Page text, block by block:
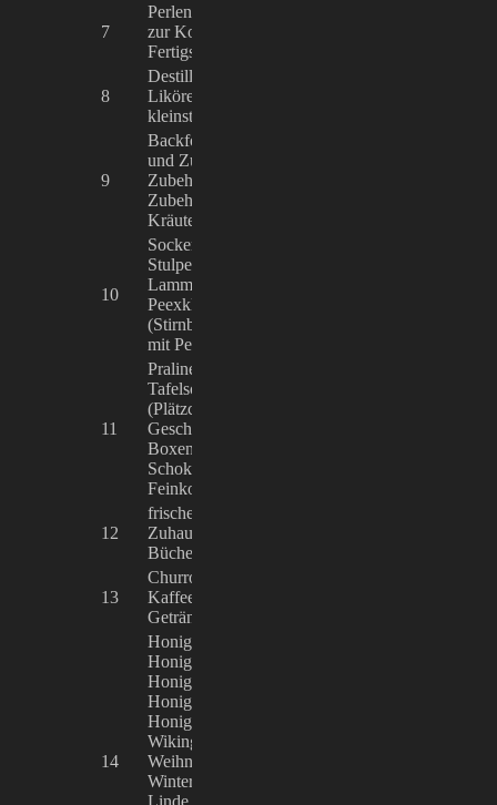
7
Perlen, Schmuck und Zubehör
zur Kombination und
Fertigstellung am Stand
8
Destillate, Geiste, Brände,
Liköre, Abgabe von Proben in
kleinsten Mengen
9
Backformen/Plätzchenausstecher
und Zubehör, Duftöle und
Zubehör, Räucherwaren und
Zubehör, Schafsmilchseife,
Kräuterkissen/Wärmekissen
10
Socken und Strümpfe aller Art,
Stulpen, Strumpfhosen,
Lammfell-Babyschuhe,
Peexklusive Trendmützen
(Stirnbänder, Tschapka, Mützen
mit Pelzbommel), Handschuhe
11
Pralinen lose und in Packungen,
Tafelschokoladen, Gebäck
(Plätzchen),
Geschenkpackungen und -
Boxen,
Schokoladenhohlfiguren,
Feinkost
12
frische Bio-Pilze, Pilzzucht-für-
Zuhause-Kit, Vitalpilz-Extrakte,
Bücher zum Thema Pilzzucht
13
Churros, heiße Schokolade,
Kaffee, Tee, keine alkoholischen
Getränke
14
Honig aus aller Welt,
Honigseifen, Honigkerzen,
Honig-Gummibärchen,
Honigbonbons,
HonigkosmetikHonig-Met,
Wikingerblut (Met rot),
Weihnachts-Met,Met-
Wintertraum Apfel-Zimt, Met
Linde und Waldhonig, Honig-